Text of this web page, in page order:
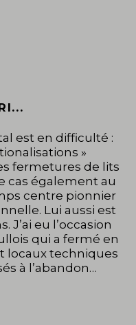
est en difficulté :
»
fermetures de lits
cas également au
centre pionnier
Lui aussi est
J’ai eu l’occasion
qui a fermé en
locaux techniques
à l’abandon…